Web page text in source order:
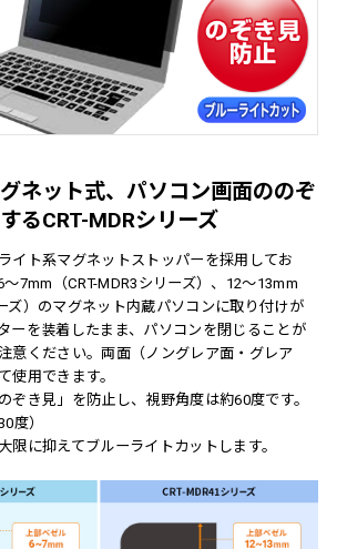
ネット式、パソコン画面ののぞ
るCRT-MDRシリーズ
イト系マグネットストッパーを採用してお
7mm（CRT-MDR3シリーズ）、12～13mm
ズ）のマグネット内蔵パソコンに取り付けが
ーを装着したまま、パソコンを閉じることが
意ください。両面（ノングレア面・グレア
使用できます。
ぞき見」を防止し、視野角度は約60度です。
度）
限に抑えてブルーライトカットします。